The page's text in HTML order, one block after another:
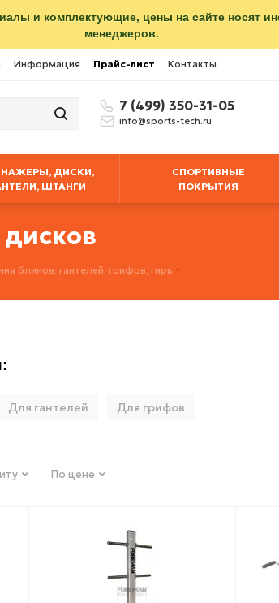
и комплектующие, цены на сайте носят
менеджеров.
Информация Прайс-лист Контакты
7 (499) 350-31-05
info@sports-tech.ru
ДИСКИ,
ШТАНГИ
СПОРТИВНЫЕ
ПОКРЫТИЯ
блинов, гантелей, грифов, гирь
Для гантелей Для грифов
По цене